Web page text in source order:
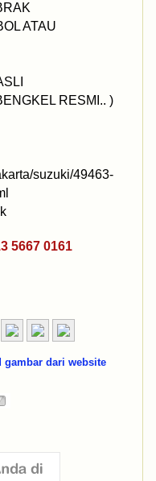
ATAU
RESMI.. )
suzuki/49463-
5667 0161
gambar dari website